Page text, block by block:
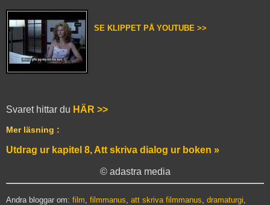
SE KLIPPET PÅ YOUTUBE >>
Svaret hittar du HÄR >>
Mer läsning :
Utdrag ur kapitel 8, Att skriva dialog ur boken »
© adastra media
Andra bloggar om: film filmmanus att skriva filmmanus dramaturgi